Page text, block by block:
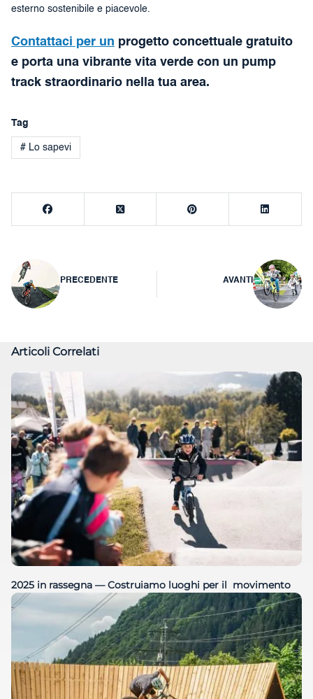
esterno sostenibile e piacevole.
Contattaci per un progetto concettuale gratuito
e porta una vibrante vita verde con un pump
track straordinario nella tua area.
Tag
# Lo sapevi
Navigazione
articoli
PRECEDENTE AVANTI
Articoli Correlati
2025 in rassegna — Costruiamo luoghi per il movimento